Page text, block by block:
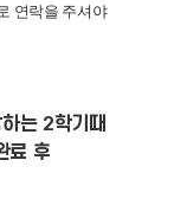
연락을 주셔야
는 2학기때
료 후